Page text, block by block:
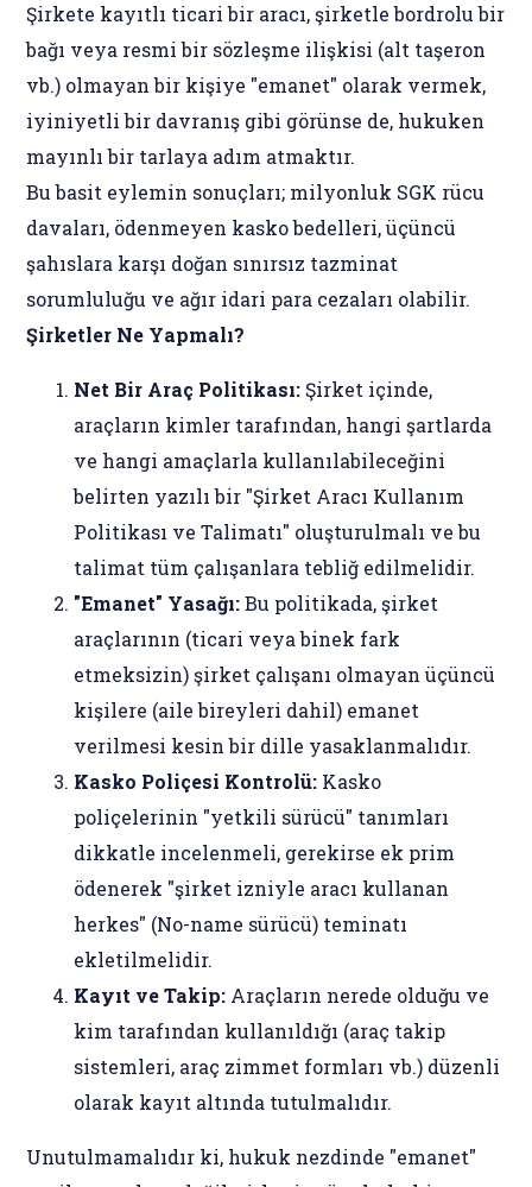
Şirkete kayıtlı ticari bir aracı, şirketle bordrolu bir
bağı veya resmi bir sözleşme ilişkisi (alt taşeron
vb.) olmayan bir kişiye "emanet" olarak vermek,
iyiniyetli bir davranış gibi görünse de, hukuken
mayınlı bir tarlaya adım atmaktır.
Bu basit eylemin sonuçları; milyonluk SGK rücu
davaları, ödenmeyen kasko bedelleri, üçüncü
şahıslara karşı doğan sınırsız tazminat
sorumluluğu ve ağır idari para cezaları olabilir.
Şirketler Ne Yapmalı?
Net Bir Araç Politikası: Şirket içinde,
araçların kimler tarafından, hangi şartlarda
ve hangi amaçlarla kullanılabileceğini
belirten yazılı bir "Şirket Aracı Kullanım
Politikası ve Talimatı" oluşturulmalı ve bu
talimat tüm çalışanlara tebliğ edilmelidir.
"Emanet" Yasağı:Bu politikada, şirket
araçlarının (ticari veya binek fark
etmeksizin) şirket çalışanı olmayan üçüncü
kişilere (aile bireyleri dahil) emanet
verilmesi kesin bir dille yasaklanmalıdır.
Kasko Poliçesi Kontrolü: Kasko
poliçelerinin "yetkili sürücü" tanımları
dikkatle incelenmeli, gerekirse ek prim
ödenerek "şirket izniyle aracı kullanan
herkes" (No-name sürücü) teminatı
ekletilmelidir.
Kayıt ve Takip: Araçların nerede olduğu ve
kim tarafından kullanıldığı (araç takip
sistemleri, araç zimmet formları vb.) düzenli
olarak kayıt altında tutulmalıdır.
Unutulmamalıdır ki, hukuk nezdinde "emanet"